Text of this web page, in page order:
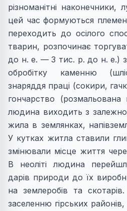
рiзноманiтнi наконечники,
цей час формуються
переходить до осiлого
тварин, розпочинає
до н. е. — 3 тис. р. до н. е.)
обробітку каменню
знаряддя працi (сокири,
гончарство
людина виходить з
жила в землянках,
У кутках житла ставили
змiнювали мiсце життя
В неолiтi людина
дарiв природи до їх
на землеробiв та
заселенню гiрських